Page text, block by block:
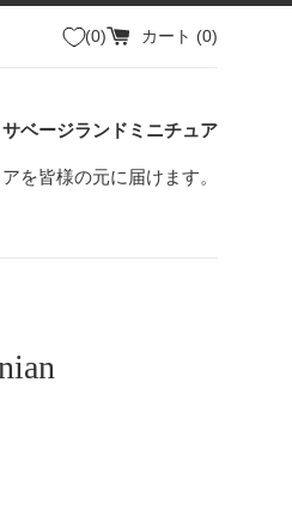
0 カート (0)
サベージランドミニチュア
を皆様の元に届けます。